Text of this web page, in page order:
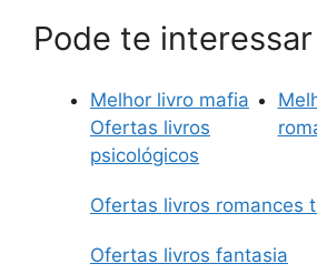
Pode te
Melhor livro mafia
Ofertas livros
psicológicos
Ofertas livros romances
Ofertas livros fantasia